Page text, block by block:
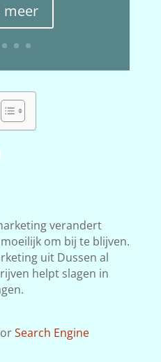
meer
verandert
om bij te blijven.
uit Dussen al
helpt slagen in
Search Engine